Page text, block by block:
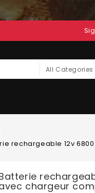
All Categories
rechargeable 12v
chargeur